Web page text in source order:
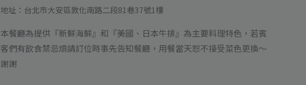
地址：台北市大安區敦化南路二段81巷37號1樓
本餐廳為提供『新鮮海鮮』和『美國、日本牛排』為主要料理特色，若賓
客們有飲食禁忌煩請訂位時事先告知餐廳，用餐當天恕不接受菜色更換～
謝謝
展
板
燒